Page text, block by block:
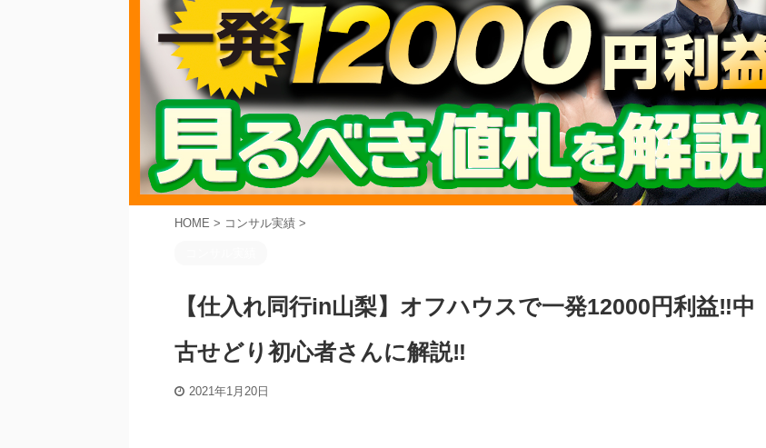
HOME > コンサル実績 >
【仕入れ同行in山梨】オフハウスで一発12000円利益‼︎中
古せどり初心者さんに解説‼︎
2021年1月20日